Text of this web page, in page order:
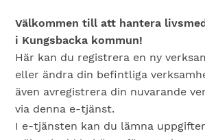
Välkommen till att hantera
i Kungsbacka kommun!
Här kan du registrera en ny
eller ändra din befintliga
även avregistrera din nuvarande
via denna e-tjänst.
I e-tjänsten kan du lämna